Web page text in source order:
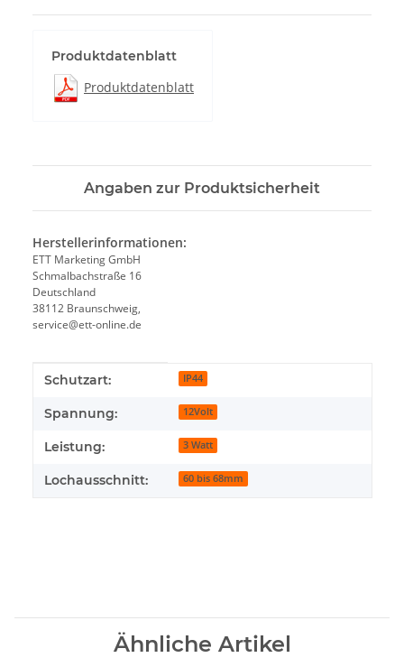
Produktdatenblatt
Produktdatenblatt
Angaben zur Produktsicherheit
Herstellerinformationen:
ETT Marketing GmbH
Schmalbachstraße 16
Deutschland
38112 Braunschweig,
service@ett-online.de
Produkteigenschaft
Wert
Schutzart: IP44
Spannung: 12Volt
Leistung: 3 Watt
Lochausschnitt: 60 bis 68mm
Ähnliche Artikel